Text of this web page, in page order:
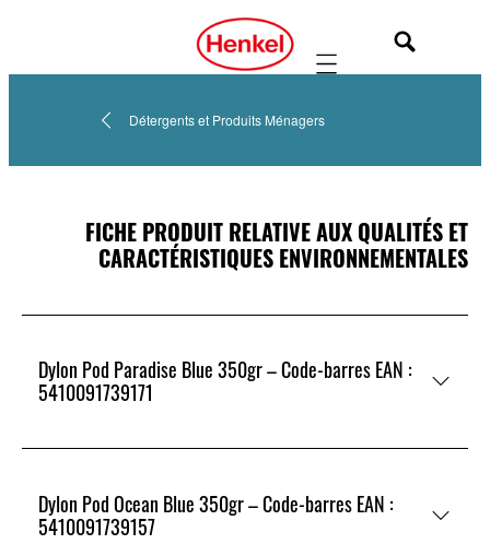
Mobile navigation
Détergents et Produits Ménagers
FICHE PRODUIT RELATIVE AUX QUALITÉS ET
CARACTÉRISTIQUES ENVIRONNEMENTALES
Dylon Pod Paradise Blue 350gr – Code-barres EAN :
5410091739171
Dylon Pod Ocean Blue 350gr – Code-barres EAN :
5410091739157